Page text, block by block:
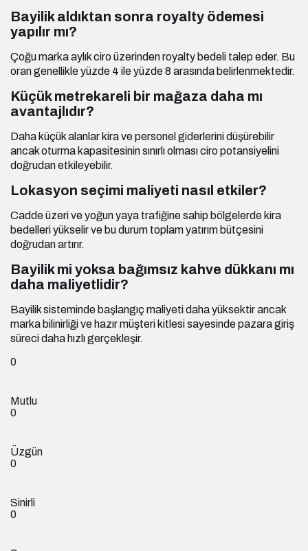
Bayilik aldıktan sonra royalty ödemesi
yapılır mı?
Çoğu marka aylık ciro üzerinden royalty bedeli talep eder. Bu
oran genellikle yüzde 4 ile yüzde 8 arasında belirlenmektedir.
Küçük metrekareli bir mağaza daha mı
avantajlıdır?
Daha küçük alanlar kira ve personel giderlerini düşürebilir
ancak oturma kapasitesinin sınırlı olması ciro potansiyelini
doğrudan etkileyebilir.
Lokasyon seçimi maliyeti nasıl etkiler?
Cadde üzeri ve yoğun yaya trafiğine sahip bölgelerde kira
bedelleri yükselir ve bu durum toplam yatırım bütçesini
doğrudan artırır.
Bayilik mi yoksa bağımsız kahve dükkanı mı
daha maliyetlidir?
Bayilik sisteminde başlangıç maliyeti daha yüksektir ancak
marka bilinirliği ve hazır müşteri kitlesi sayesinde pazara giriş
süreci daha hızlı gerçekleşir.
0
Mutlu
0
Üzgün
0
Sinirli
0